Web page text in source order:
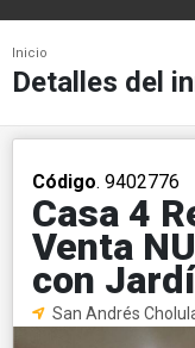
Inicio
Detalles del
Código. 9402776
Casa 4
Venta
con
San Andrés